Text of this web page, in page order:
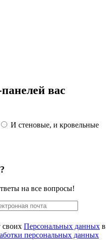
вас
И стеновые, и кровельные
на все вопросы!
своих Персональных данных в
персональных данных